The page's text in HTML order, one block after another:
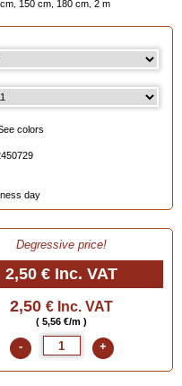
150 cm, 180 cm, 2 m
colors
day
Degressive price!
2,50 € Inc. VAT
2,50 € Inc. VAT
( 5,56 €/m )
- +